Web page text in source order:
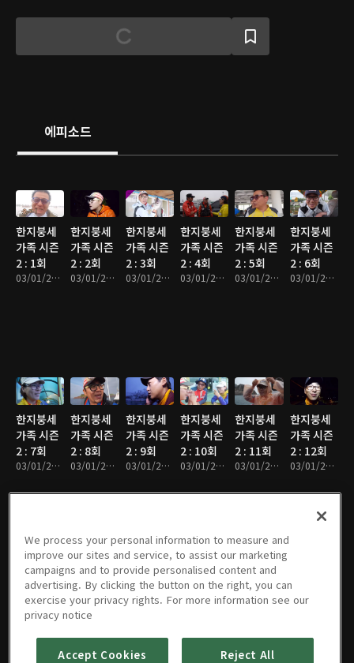
에피소드
한지붕세
가족 시즌
2 : 1회
03/01/2017 • 24분
한지붕세
가족 시즌
2 : 2회
03/01/2017 • 24분
한지붕세
가족 시즌
2 : 3회
03/01/2017 • 25분
한지붕세
가족 시즌
2 : 4회
03/01/2017 • 23분
한지붕세
가족 시즌
2 : 5회
03/01/2017 • 22분
한지붕세
가족 시즌
2 : 6회
03/01/2017 • 26분
한지붕세
가족 시즌
2 : 7회
03/01/2017 • 26분
한지붕세
가족 시즌
2 : 8회
03/01/2017 • 27분
한지붕세
가족 시즌
2 : 9회
03/01/2017 • 25분
한지붕세
가족 시즌
2 : 10회
03/01/2017 • 27분
한지붕세
가족 시즌
2 : 11회
03/01/2017 • 24분
한지붕세
가족 시즌
2 : 12회
03/01/2017 • 24분
한지붕세
가족 시즌
2 : 13회
03/01/2017 • 24분
한지붕세
가족 시즌
2 : 14회
03/01/2017 • 24분
한지붕세
가족 시즌
2 : 15회
03/01/2017 • 24분
한지붕세
가족 시즌
2 : 16회
03/01/2017 • 24분
한지붕세
가족 시즌
2 : 17회
03/01/2017 • 24분
We process your personal information to measure and
improve our sites and service, to assist our marketing
campaigns and to provide personalised content and
advertising. By clicking the button on the right, you can
exercise your privacy rights. For more information see our
privacy notice
Accept Cookies Reject All